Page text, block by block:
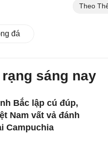
Theo
đá
sáng nay
Bắc lập cú đúp,
Nam vất vả đánh
Campuchia